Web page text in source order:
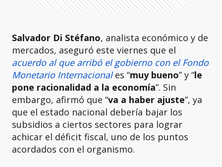
Salvador Di Stéfano, analista económico y de
mercados, aseguró este viernes que el
acuerdo al que arribó el gobierno con el Fondo
Monetario Internacionales “muy bueno” y “le
pone racionalidad a la economía”. Sin
embargo, afirmó que “va a haber ajuste”, ya
que el estado nacional debería bajar los
subsidios a ciertos sectores para lograr
achicar el déficit fiscal, uno de los puntos
acordados con el organismo.